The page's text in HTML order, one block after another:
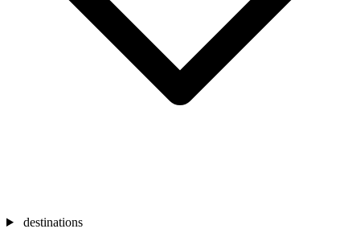
destinations